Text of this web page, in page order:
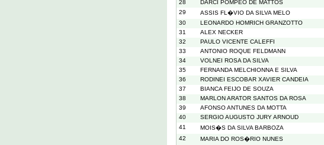
28
DARCI POMPEO DE MATTOS
29
ASSIS FL�VIO DA SILVA MELO
30
LEONARDO HOMRICH GRANZOTTO
31
ALEX NECKER
32
PAULO VICENTE CALEFFI
33
ANTONIO ROQUE FELDMANN
34
VOLNEI ROSA DA SILVA
35
FERNANDA MELCHIONNA E SILVA
36
RODINEI ESCOBAR XAVIER CANDEIA
37
BIANCA FEIJO DE SOUZA
38
MARLON ARATOR SANTOS DA ROSA
39
AFONSO ANTUNES DA MOTTA
40
SERGIO AUGUSTO JURY ARNOUD
41
MOIS�S DA SILVA BARBOZA
42
MARIA DO ROS�RIO NUNES